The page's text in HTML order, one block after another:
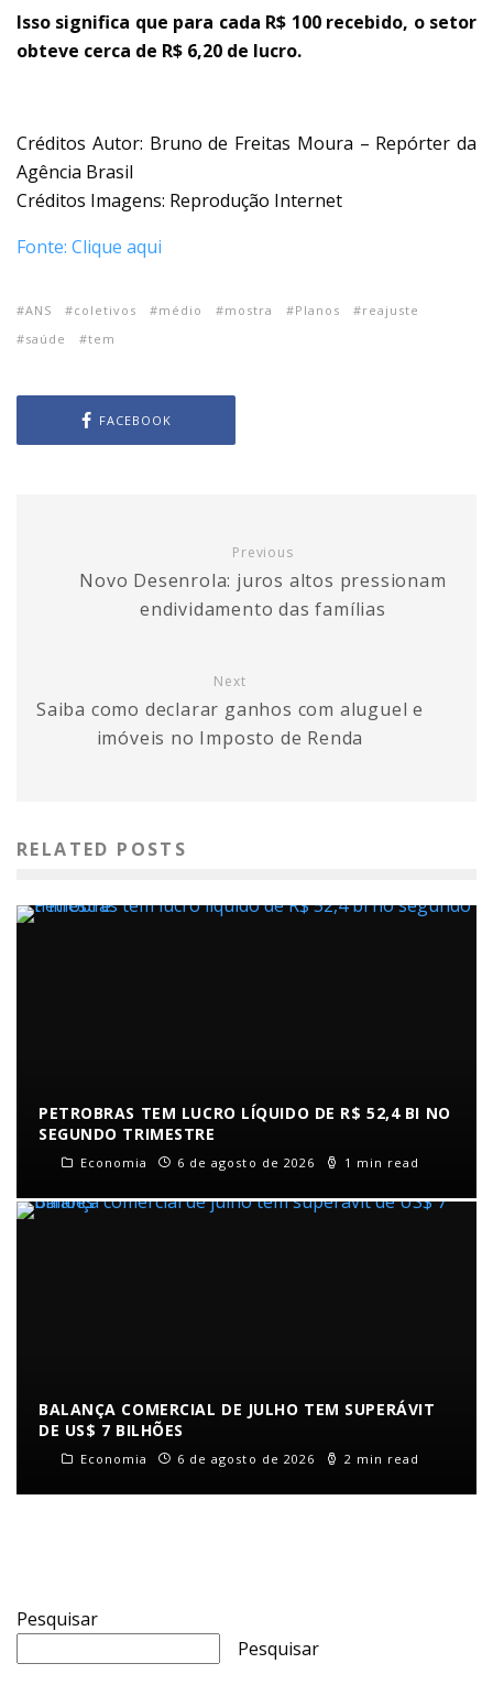
Isso significa que para cada R$ 100 recebido, o setor
obteve cerca de R$ 6,20 de lucro.
Créditos Autor: Bruno de Freitas Moura – Repórter da
Agência Brasil
Créditos Imagens: Reprodução Internet
Fonte: Clique aqui
ANS coletivos médio mostra Planos
reajuste
saúde
tem
FACEBOOK
Previous
Novo Desenrola: juros altos pressionam
endividamento das famílias
Next
Saiba como declarar ganhos com aluguel e
imóveis no Imposto de Renda
RELATED POSTS
PETROBRAS TEM LUCRO LÍQUIDO DE R$ 52,4 BI NO
SEGUNDO TRIMESTRE
Economia 6 de agosto de 2026 1 min read
BALANÇA COMERCIAL DE JULHO TEM SUPERÁVIT
DE US$ 7 BILHÕES
Economia 6 de agosto de 2026 2 min read
Pesquisar
Pesquisar